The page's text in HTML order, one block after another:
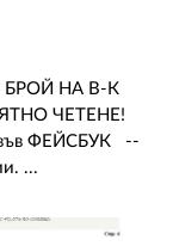
БРОЙ НА В-К
ЧЕТЕНЕ!
във ФЕЙСБУК --
...
20 35